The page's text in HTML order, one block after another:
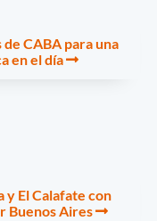
CABA para una
en el día
y El Calafate con
Buenos Aires